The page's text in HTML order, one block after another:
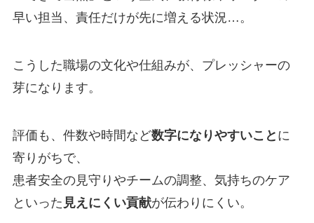
早い担当、責任だけが先に増える状況…。
こうした職場の文化や仕組みが、プレッシャーの
芽になります。
評価も、件数や時間など数字になりやすいこと に
寄りがちで、
患者安全の見守りやチームの調整、気持ちのケア
といった 見えにくい貢献が伝わりにくい。